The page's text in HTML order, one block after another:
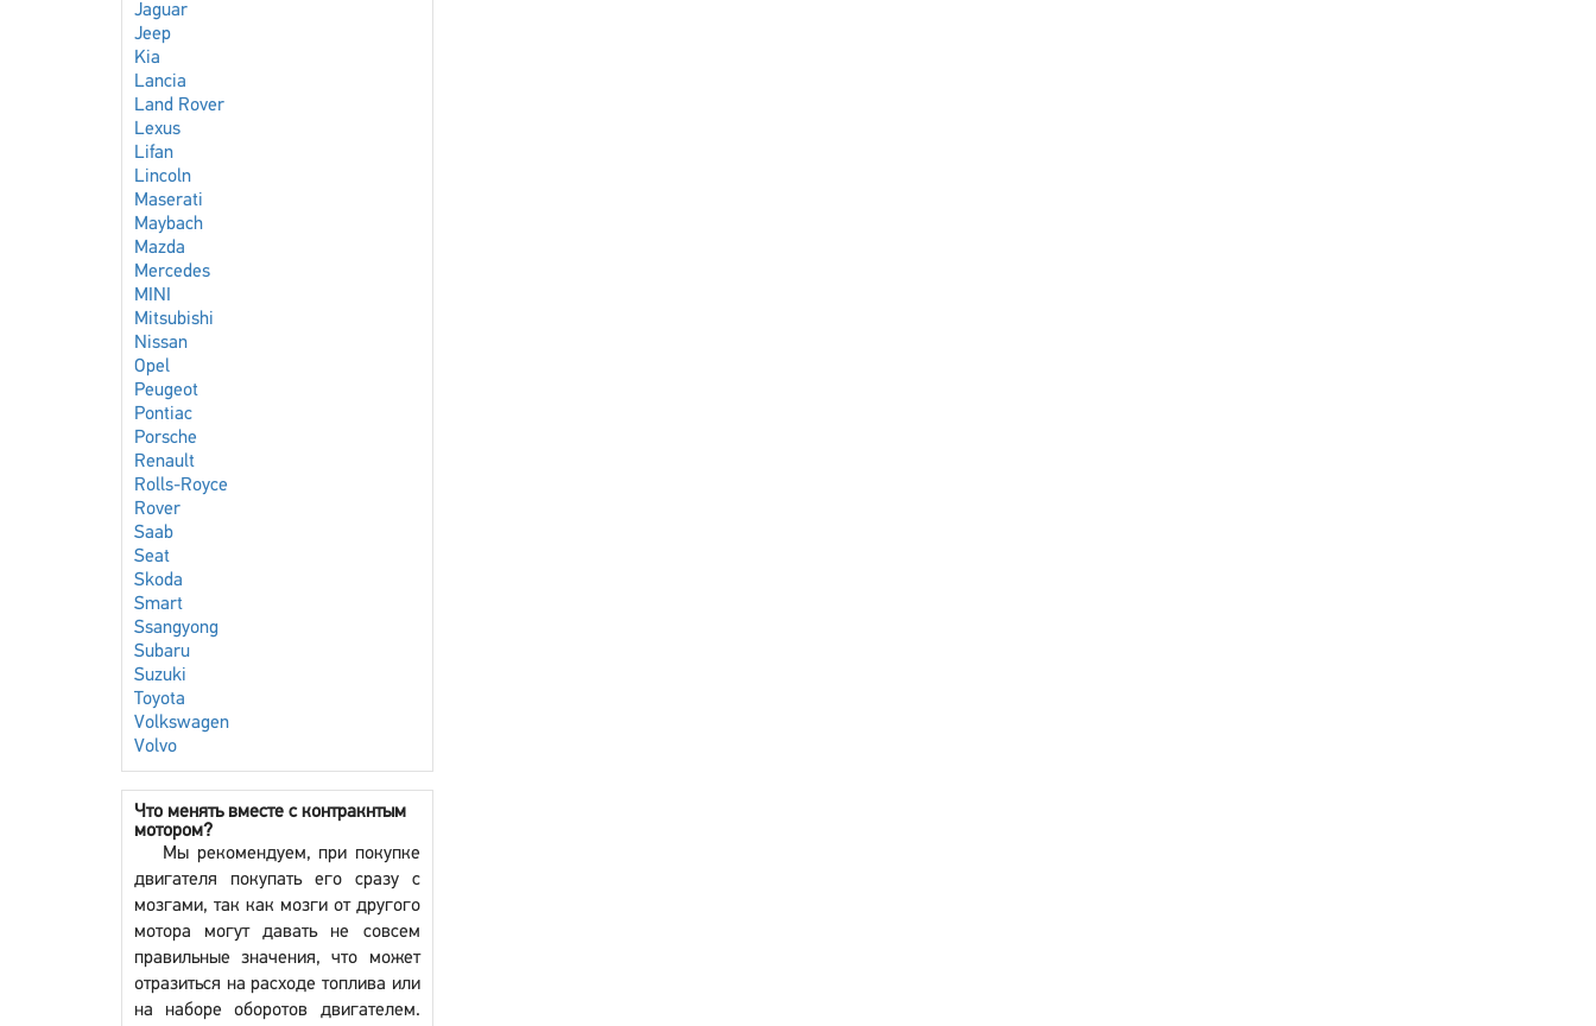
Jaguar
Jeep
Kia
Lancia
Land Rover
Lexus
Lifan
Lincoln
Maserati
Maybach
Mazda
Mercedes
MINI
Mitsubishi
Nissan
Opel
Peugeot
Pontiac
Porsche
Renault
Rolls-Royce
Rover
Saab
Seat
Skoda
Smart
Ssangyong
Subaru
Suzuki
Toyota
Volkswagen
Volvo
Что менять вместе с контракнтым
мотором?
Мы рекомендуем, при покупке
двигателя покупать его сразу с
мозгами, так как мозги от другого
мотора могут давать не совсем
правильные значения, что может
отразиться на расходе топлива или
на наборе оборотов двигателем.